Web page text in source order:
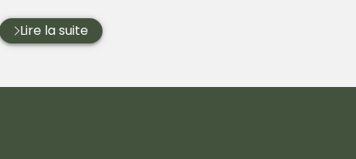
Lire la suite